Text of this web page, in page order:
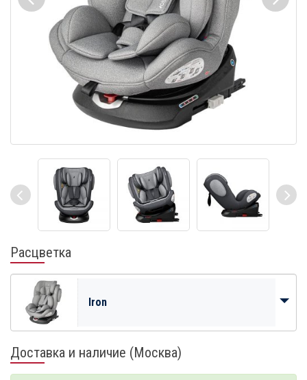
Расцветка
Iron
Доставка и наличие (Москва)